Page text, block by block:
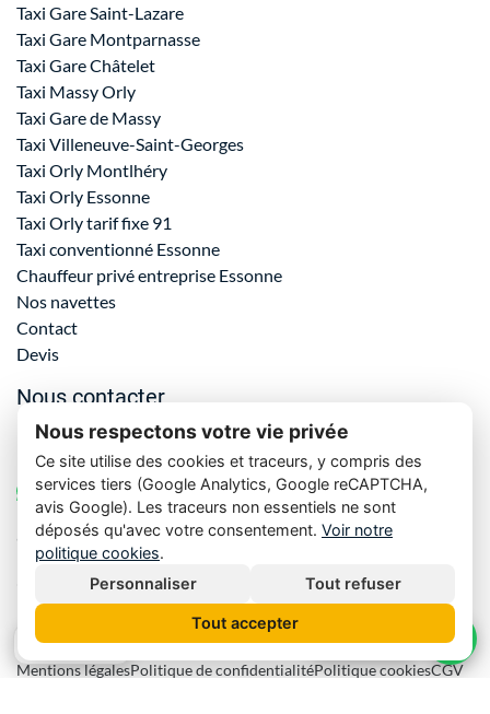
Taxi Gare Saint-Lazare
Taxi Gare Montparnasse
Taxi Gare Châtelet
Taxi Massy Orly
Taxi Gare de Massy
Taxi Villeneuve-Saint-Georges
Taxi Orly Montlhéry
Taxi Orly Essonne
Taxi Orly tarif fixe 91
Taxi conventionné Essonne
Chauffeur privé entreprise Essonne
Nos navettes
Contact
Devis
Nous contacter
06 61 69 72 23
WhatsApp
orly.resa.taxi@gmail.com
4 chemin de la Justice, 91310 Montlhéry
Mentions légalesPolitique de confidentialitéPolitique cookiesCGV
Nos tarifs
Nous respectons votre vie privée
Ce site utilise des cookies et traceurs, y compris des
services tiers (Google Analytics, Google reCAPTCHA,
avis Google). Les traceurs non essentiels ne sont
déposés qu'avec votre consentement. Voir notre
politique cookies.
Personnaliser
Tout refuser
Tout accepter